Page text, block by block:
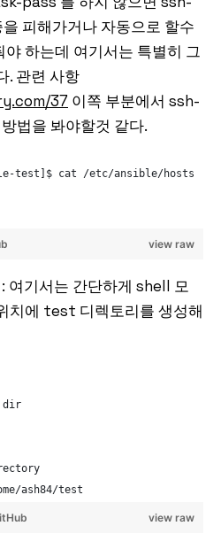
피해가거나 자동으로 할수
하는데 여기서는 특별히 그
. 관련 사항
37 이쪽 부분에서 ssh-
법을 봐야할것 같다.
test]$ cat /etc/ansible/hosts
view raw
기서는 간단하게 shell 모
치에 test 디렉토리를 생성해
dir
ash84/test
view raw